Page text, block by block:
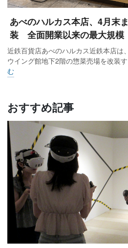
あべのハルカス本店、4月末
装 全面開業以来の最大規模
近鉄百貨店あべのハルカス近鉄本店は
ウイング館地下2階の惣菜売場を改装
む
おすすめ記事